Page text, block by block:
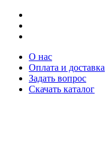
О нас
Оплата и доставка
Задать вопрос
Скачать каталог